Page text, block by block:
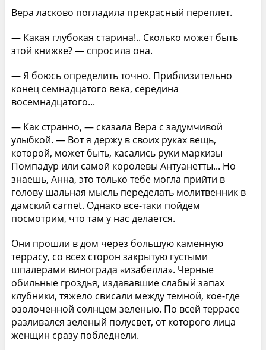
Вера ласково погладила прекрасный переплет.
— Какая глубокая старина!.. Сколько может быть
этой книжке? — спросила она.
— Я боюсь определить точно. Приблизительно
конец семнадцатого века, середина
восемнадцатого...
— Как странно, — сказала Вера с задумчивой
улыбкой. — Вот я держу в своих руках вещь,
которой, может быть, касались руки маркизы
Помпадур или самой королевы Антуанетты... Но
знаешь, Анна, это только тебе могла прийти в
голову шальная мысль переделать молитвенник в
дамский carnet. Однако все-таки пойдем
посмотрим, что там у нас делается.
Они прошли в дом через большую каменную
террасу, со всех сторон закрытую густыми
шпалерами винограда «изабелла». Черные
обильные гроздья, издававшие слабый запах
клубники, тяжело свисали между темной, кое-где
озолоченной солнцем зеленью. По всей террасе
разливался зеленый полусвет, от которого лица
женщин сразу побледнели.